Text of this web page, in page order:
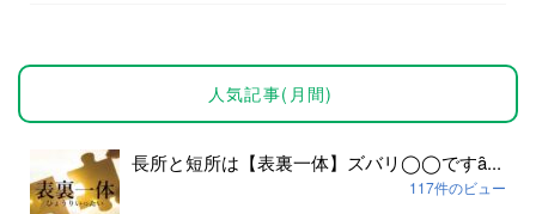
人気記事(月間)
長所と短所は【表裏一体】ズバリ◯◯ですȃ...
117件のビュー